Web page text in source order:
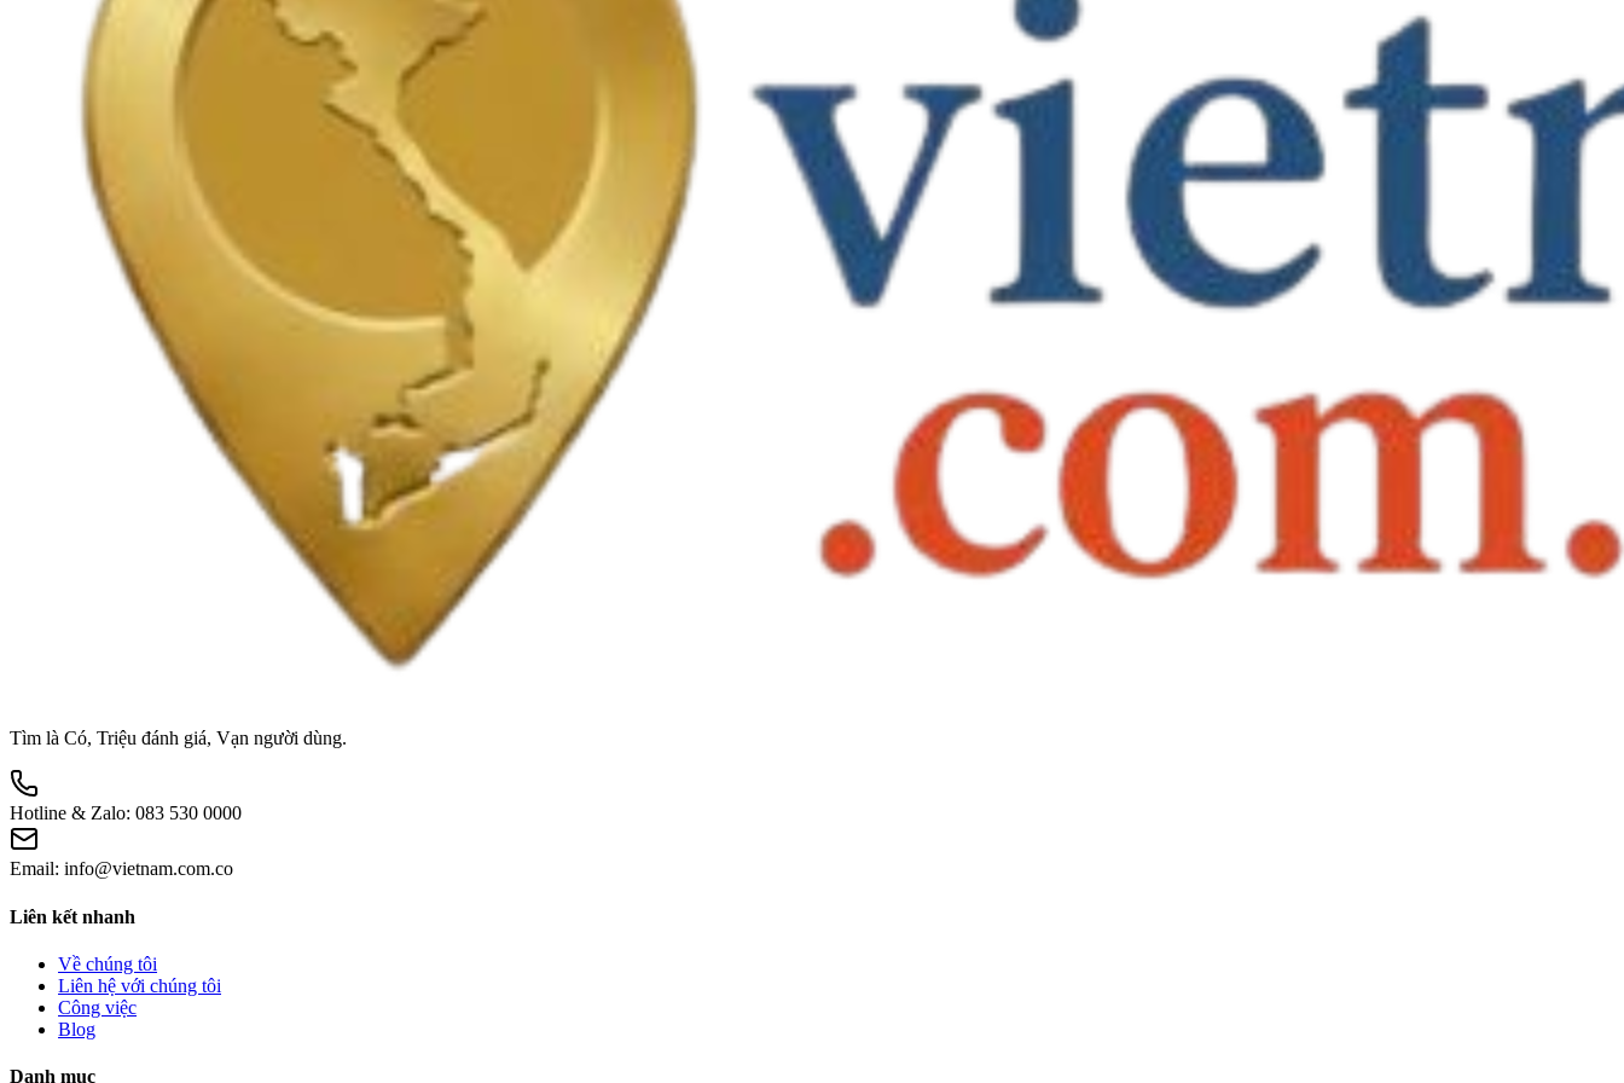
Tìm là Có, Triệu đánh giá, Vạn người dùng.
Hotline & Zalo: 083 530 0000
Email: info@vietnam.com.co
Liên kết nhanh
Về chúng tôi
Liên hệ với chúng tôi
Công việc
Blog
Danh mục